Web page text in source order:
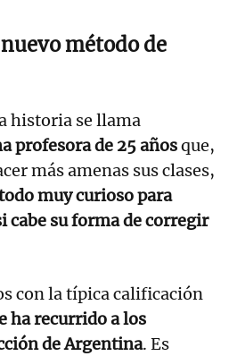
método de
historia se llama
profesora de 25 añosque,
más amenas sus clases,
muy curioso para
cabe su forma de corregir
con la típica calificación
ha recurrido a los
de Argentina. Es